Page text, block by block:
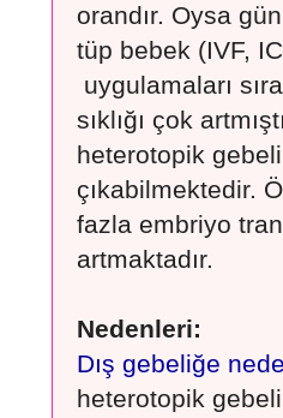
orandır. Oysa
tüp bebek (IVF,
uygulamaları
sıklığı çok
heterotopik
çıkabilmektedir.
fazla embriyo
artmaktadır.
Nedenleri:
Dış gebeliğe
heterotopik